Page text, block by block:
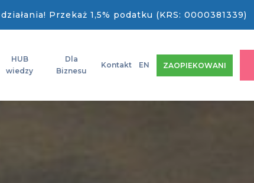
Przekaż 1,5% podatku (KRS: 0000381339)
HUB
wiedzy
Dla
Biznesu
Kontakt EN ZAOPIEKOWANI